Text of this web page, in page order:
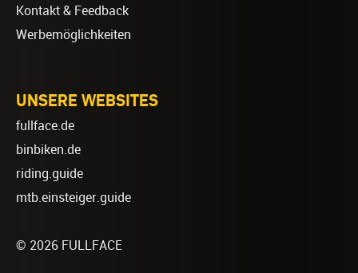
Kontakt & Feedback
Werbemöglichkeiten
UNSERE WEBSITES
fullface.de
binbiken.de
riding.guide
mtb.einsteiger.guide
© 2026 FULLFACE